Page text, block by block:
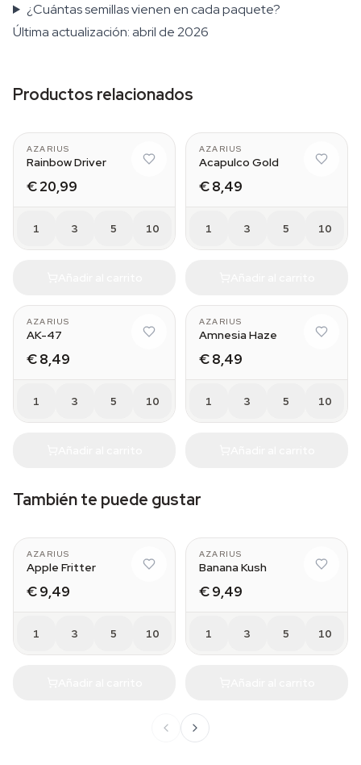
¿Cuántas semillas vienen en cada paquete?
Última actualización: abril de 2026
Productos relacionados
AZARIUS
Rainbow Driver
€ 20,99
1 3 5 10
AZARIUS
Acapulco Gold
€ 8,49
1 3 5 10
AZARIUS
AK-47
€ 8,49
1 3 5 10
AZARIUS
Amnesia Haze
€ 8,49
1 3 5 10
También te puede gustar
AZARIUS
Apple Fritter
€ 9,49
1 3 5 10
AZARIUS
Banana Kush
€ 9,49
1 3 5 10